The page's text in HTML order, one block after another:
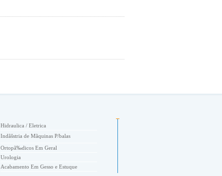
Hidraulica / Eletrica
Indãšstria de Mãquinas P/balas
Ortopã‰dicos Em Geral
Urologia
Acabamento Em Gesso e Estuque